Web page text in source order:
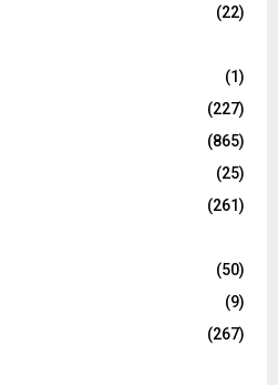
(22)
(1)
(227)
(865)
(25)
(261)
(50)
(9)
(267)